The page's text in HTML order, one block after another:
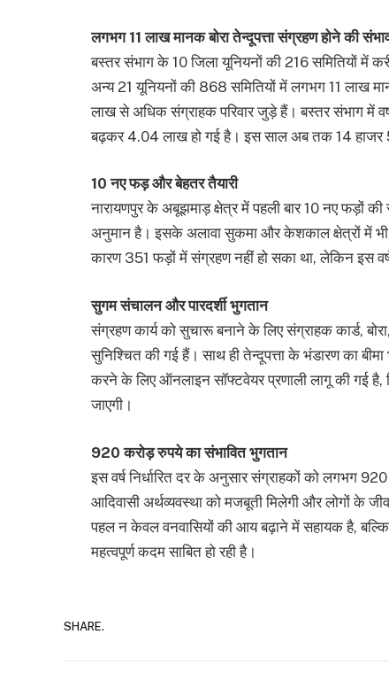
लगभग 11 लाख मानक बोरा तेन्दूपत्ता संग्रहण होने की
बस्तर संभाग के 10 जिला यूनियनों की 216 समितियों में
अन्य 21 यूनियनों की 868 समितियों में लगभग 11 लाख
लाख से अधिक संग्राहक परिवार जुड़े हैं। बस्तर संभाग में
बढ़कर 4.04 लाख हो गई है। इस साल अब तक 14 हाजर
10 नए फड़ और बेहतर तैयारी
नारायणपुर के अबूझमाड़ क्षेत्र में पहली बार 10 नए फड़ों
अनुमान है। इसके अलावा सुकमा और केशकाल क्षेत्रों में भी
कारण 351 फड़ों में संग्रहण नहीं हो सका था, लेकिन इस
सुगम संचालन और पारदर्शी भुगतान
संग्रहण कार्य को सुचारू बनाने के लिए संग्राहक कार्ड,
सुनिश्चित की गई हैं। साथ ही तेन्दूपत्ता के भंडारण का
करने के लिए ऑनलाइन सॉफ्टवेयर प्रणाली लागू की गई
जाएगी।
920 करोड़ रुपये का संभावित भुगतान
इस वर्ष निर्धारित दर के अनुसार संग्राहकों को लगभग
आदिवासी अर्थव्यवस्था को मजबूती मिलेगी और लोगों के
पहल न केवल वनवासियों की आय बढ़ाने में सहायक है, बल्कि
महत्वपूर्ण कदम साबित हो रही है।
SHARE.